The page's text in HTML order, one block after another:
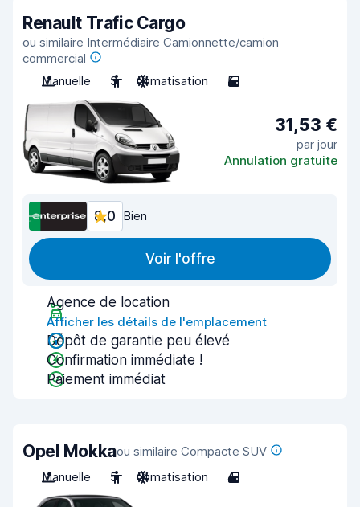
Renault Trafic Cargo
ou similaire Intermédiaire Camionnette/camion
commercial
Manuelle
3 Climatisation 5
31,53 €
par jour
Annulation gratuite
8,0 Bien
Voir l'offre
Agence de location
Afficher les détails de l'emplacement
Dépôt de garantie peu élevé
Confirmation immédiate !
Paiement immédiat
Opel Mokkaou similaire Compacte SUV
Manuelle
5 Climatisation 4